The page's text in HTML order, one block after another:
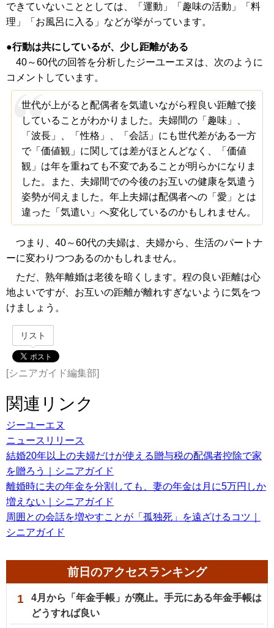
できていないこととしては、「運動」「趣味の活動」「料
理」「お風呂に入る」などが挙がっています。
行動は共にしているが、少し距離がある
40～60代の回答を分析したジーユーエヌは、次のように
コメントしています。
世代が上がると配偶者を気遣いながら程良い距離で接
していることがわかりました。夫婦間の「趣味」、
「波長」、「性格」、「会話」にも世代差がある一方
で「価値観」に関しては差がほとんどなく、「価値
観」は年を重ねても不変であることが明らかになりま
した。また、夫婦間での今後のお互いの健康を気遣う
姿勢が伺えました。年上夫婦は配偶者への「愛」とは
違った「気遣い」へ変化しているのかもしれません。
つまり、40～60代の夫婦は、夫婦から、生活のパートナ
ーに変わりつつあるのかもしれません。
ただ、熟年離婚は老後を暗くします。程の良い距離は心
地よいですが、お互いの距離が離れすぎないように気をつ
けましょう。
リスト
[シニアガイド編集部]
関連リンク
ジーユーエヌ
ニュースリリース
結婚20年以上の夫婦だけが使える贈与税の配偶者控除で家
を贈ろう｜シニアガイド
離婚時に夫の年金を分割しても、妻の年金は月に5万円しか
増えない｜シニアガイド
周囲との会話を増やすことが「孤独死」を遠ざけるコツ｜
シニアガイド
前日のアクセスランキング
1
4月から「年金手帳」が廃止。手元にある年金手帳は
どうすれば良い